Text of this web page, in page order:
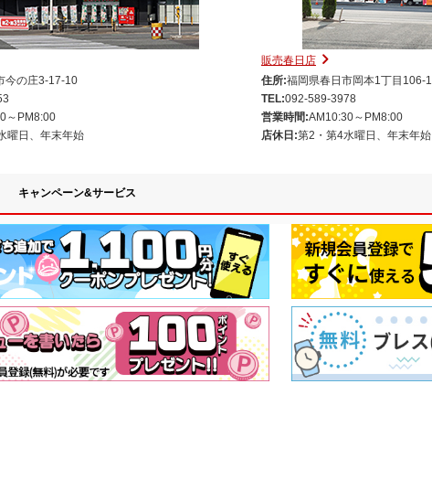
今の庄3-17-10
～PM8:00
曜日、年末年始
販売春日店
住所:福岡県春日市岡本1丁目106-1
TEL:092-589-3978
営業時間:AM10:30～PM8:00
店休日:第2・第4水曜日、年末年始
キャンペーン&サービス